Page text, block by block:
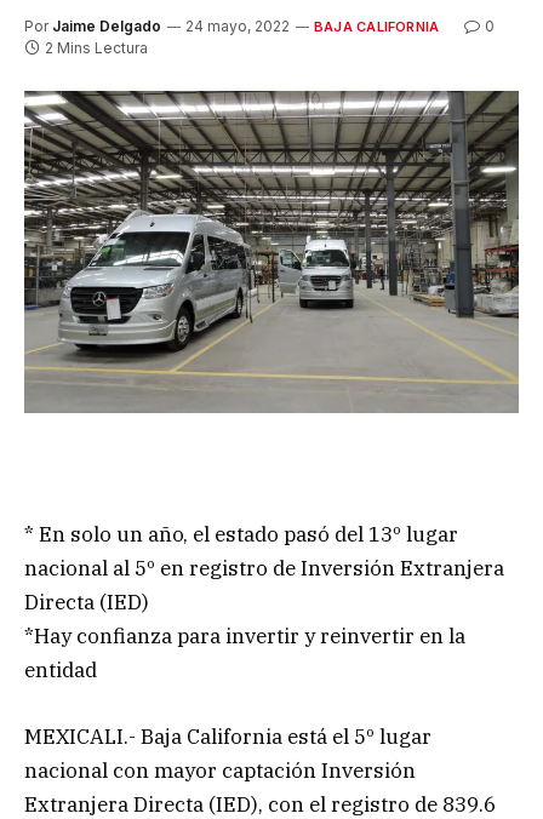
Por Jaime Delgado 24 mayo, 2022 BAJA CALIFORNIA
0
2 Mins Lectura
* En solo un año, el estado pasó del 13º lugar
nacional al 5º en registro de Inversión Extranjera
Directa (IED)
*Hay confianza para invertir y reinvertir en la
entidad
MEXICALI.- Baja California está el 5º lugar
nacional con mayor captación Inversión
Extranjera Directa (IED), con el registro de 839.6